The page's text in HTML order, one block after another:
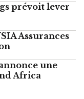
prévoit lever
Assurances
une
Africa